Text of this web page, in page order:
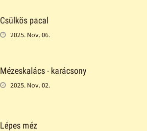
Csülkös pacal
2025. Nov. 06.
Mézeskalács - karácsony
2025. Nov. 02.
Lépes méz